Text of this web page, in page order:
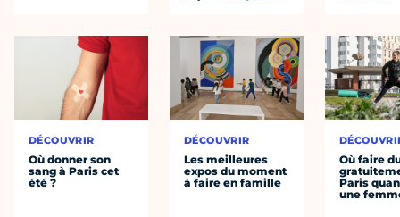
DÉCOUVRIR
Où donner son
sang à Paris cet
été ?
DÉCOUVRIR
Les meilleures
expos du moment
à faire en famille
Où faire
Paris
une